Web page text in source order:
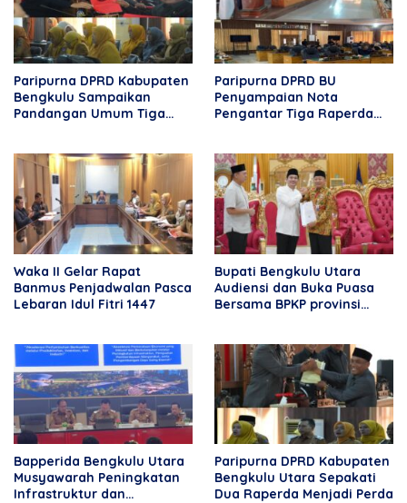
Paripurna DPRD Kabupaten
Bengkulu Sampaikan
Pandangan Umum Tiga
Paripurna DPRD BU
Penyampaian Nota
Pengantar Tiga Raperda
Waka II Gelar Rapat
Banmus Penjadwalan Pasca
Lebaran Idul Fitri 1447
Bupati Bengkulu Utara
Audiensi dan Buka Puasa
Bersama BPKP provinsi
Bapperida Bengkulu Utara
Musyawarah Peningkatan
Infrastruktur dan
Paripurna DPRD Kabupaten
Bengkulu Utara Sepakati
Dua Raperda Menjadi Perda